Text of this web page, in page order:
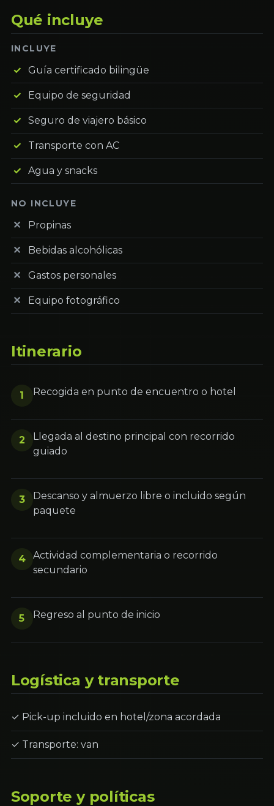
Qué incluye
INCLUYE
Guía certificado bilingüe
Equipo de seguridad
Seguro de viajero básico
Transporte con AC
Agua y snacks
NO INCLUYE
Propinas
Bebidas alcohólicas
Gastos personales
Equipo fotográfico
Itinerario
1 Recogida en punto de encuentro o hotel
2
Llegada al destino principal con recorrido
guiado
3
Descanso y almuerzo libre o incluido según
paquete
4
Actividad complementaria o recorrido
secundario
5 Regreso al punto de inicio
Logística y transporte
✓ Pick-up incluido en hotel/zona acordada
✓ Transporte: van
Soporte y políticas